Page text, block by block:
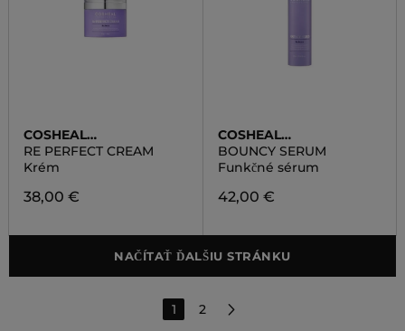
COSHEAL
PROFESSIONAL
RE PERFECT CREAM
Krém
38,00 €
COSHEAL
PROFESSIONAL
BOUNCY SERUM
Funkčné sérum
42,00 €
NAČÍTAŤ ĎALŠIU STRÁNKU
1 2